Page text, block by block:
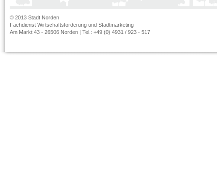
© 2013 Stadt Norden
Fachdienst Wirtschaftsförderung und Stadtmarketing
Am Markt 43 - 26506 Norden | Tel.: +49 (0) 4931 / 923 - 517